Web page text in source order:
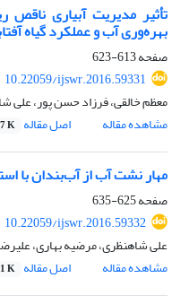
تأثیر مدیریت آبیاری ناقص
بهره‌وری آب و عملکرد گیاه
صفحه613-623
10.22059/ijswr.2016.59331
معظم خالقی، فرزاد حسن پور، علی
مشاهده مقاله
اصل مقاله K
مهار نشت آب از آب‌بندان با
صفحه625-635
10.22059/ijswr.2016.59332
علی شاهنظری، مرضیه بهاری،
مشاهده مقاله
اصل مقاله K